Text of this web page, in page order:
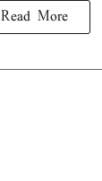
Read More